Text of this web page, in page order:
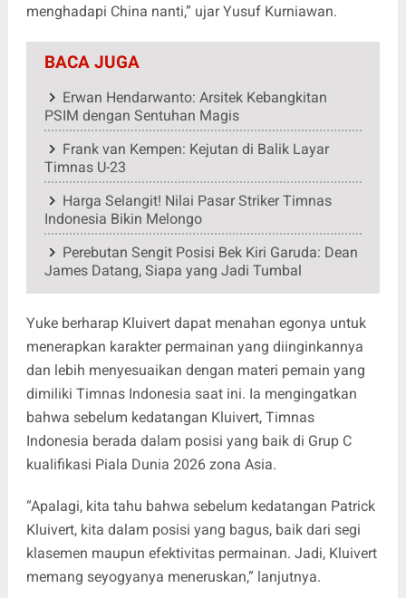
menghadapi China nanti,” ujar Yusuf Kurniawan.
BACA JUGA
Erwan Hendarwanto: Arsitek Kebangkitan
PSIM dengan Sentuhan Magis
Frank van Kempen: Kejutan di Balik Layar
Timnas U-23
Harga Selangit! Nilai Pasar Striker Timnas
Indonesia Bikin Melongo
Perebutan Sengit Posisi Bek Kiri Garuda: Dean
James Datang, Siapa yang Jadi Tumbal
Yuke berharap Kluivert dapat menahan egonya untuk
menerapkan karakter permainan yang diinginkannya
dan lebih menyesuaikan dengan materi pemain yang
dimiliki Timnas Indonesia saat ini. Ia mengingatkan
bahwa sebelum kedatangan Kluivert, Timnas
Indonesia berada dalam posisi yang baik di Grup C
kualifikasi Piala Dunia 2026 zona Asia.
“Apalagi, kita tahu bahwa sebelum kedatangan Patrick
Kluivert, kita dalam posisi yang bagus, baik dari segi
klasemen maupun efektivitas permainan. Jadi, Kluivert
memang seyogyanya meneruskan,” lanjutnya.